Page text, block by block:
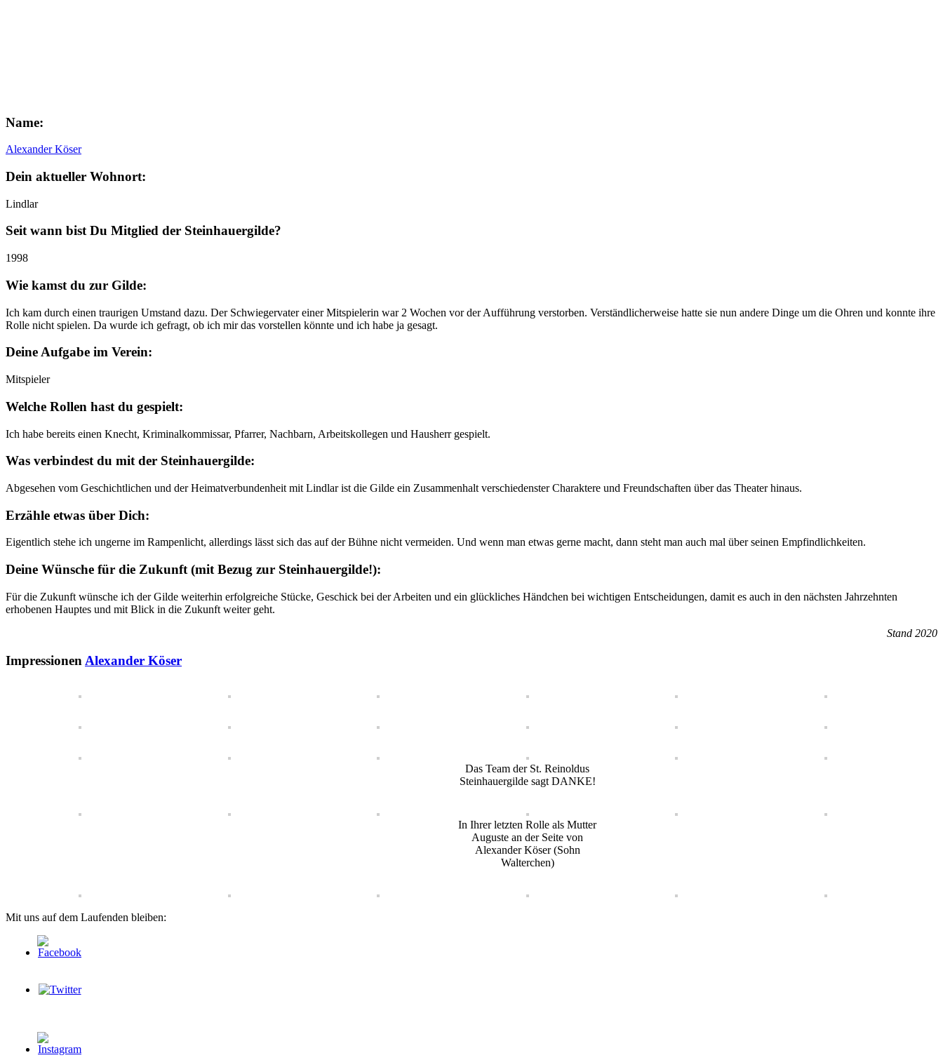
Name:
Alexander Köser
Dein aktueller Wohnort:
Lindlar
Seit wann bist Du Mitglied der Steinhauergilde?
1998
Wie kamst du zur Gilde:
Ich kam durch einen traurigen Umstand dazu. Der Schwiegervater einer Mitspielerin war 2 Wochen vor der Aufführung verstorben. Verständlicherweise hatte sie nun andere Dinge um die Ohren und konnte ihre
Rolle nicht spielen. Da wurde ich gefragt, ob ich mir das vorstellen könnte und ich habe ja gesagt.
Deine Aufgabe im Verein:
Mitspieler
Welche Rollen hast du gespielt:
Ich habe bereits einen Knecht, Kriminalkommissar, Pfarrer, Nachbarn, Arbeitskollegen und Hausherr gespielt.
Was verbindest du mit der Steinhauergilde:
Abgesehen vom Geschichtlichen und der Heimatverbundenheit mit Lindlar ist die Gilde ein Zusammenhalt verschiedenster Charaktere und Freundschaften über das Theater hinaus.
Erzähle etwas über Dich:
Eigentlich stehe ich ungerne im Rampenlicht, allerdings lässt sich das auf der Bühne nicht vermeiden. Und wenn man etwas gerne macht, dann steht man auch mal über seinen Empfindlichkeiten.
Deine Wünsche für die Zukunft (mit Bezug zur Steinhauergilde!):
Für die Zukunft wünsche ich der Gilde weiterhin erfolgreiche Stücke, Geschick bei der Arbeiten und ein glückliches Händchen bei wichtigen Entscheidungen, damit es auch in den nächsten Jahrzehnten
erhobenen Hauptes und mit Blick in die Zukunft weiter geht.
Stand 2020
Impressionen Alexander Köser
Das Team der St. Reinoldus
Steinhauergilde sagt DANKE!
In Ihrer letzten Rolle als Mutter
Auguste an der Seite von
Alexander Köser (Sohn
Walterchen)
Mit uns auf dem Laufenden bleiben: